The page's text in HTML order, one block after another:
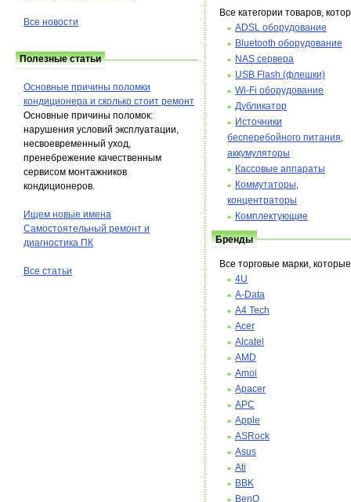
Все категории товаров,
ADSL оборудование
Bluetooth оборудование
NAS сервера
USB Flash (флешки)
Wi-Fi оборудование
Дубликатор
Источники
бесперебойного питания,
аккумуляторы
Кассовые аппараты
Коммутаторы,
концентраторы
Комплектующие
Бренды
Все торговые марки,
4U
A-Data
A4 Tech
Acer
Alcatel
AMD
Amoi
Apacer
APC
Apple
ASRock
Asus
Ati
BBK
BenQ
Все новости
Полезные статьи
Основные причины поломки
кондиционера и сколько стоит ремонт
Основные причины поломок:
нарушения условий эксплуатации,
несвоевременный уход,
пренебрежение качественным
сервисом монтажников
кондиционеров.
Ищем новые имена
Самостоятельный ремонт и
диагностика ПК
Все статьи